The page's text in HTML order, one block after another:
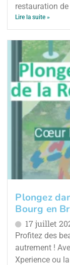
restauration de
Lire la suite »
Plongez
Bourg en
17 juillet
Profitez des
autrement !
Xperience ou